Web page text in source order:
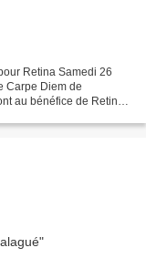
Retina Samedi 26
Carpe Diem de
au bénéfice de Retina,